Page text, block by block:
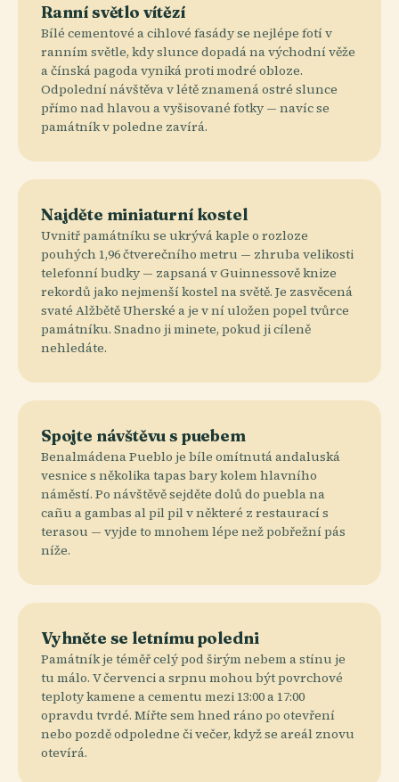
Ranní světlo vítězí
Bílé cementové a cihlové fasády se nejlépe fotí v
ranním světle, kdy slunce dopadá na východní věže
a čínská pagoda vyniká proti modré obloze.
Odpolední návštěva v létě znamená ostré slunce
přímo nad hlavou a vyšisované fotky — navíc se
památník v poledne zavírá.
Najděte miniaturní kostel
Uvnitř památníku se ukrývá kaple o rozloze
pouhých 1,96 čtverečního metru — zhruba velikosti
telefonní budky — zapsaná v Guinnessově knize
rekordů jako nejmenší kostel na světě. Je zasvěcená
svaté Alžbětě Uherské a je v ní uložen popel tvůrce
památníku. Snadno ji minete, pokud ji cíleně
nehledáte.
Spojte návštěvu s puebem
Benalmádena Pueblo je bíle omítnutá andaluská
vesnice s několika tapas bary kolem hlavního
náměstí. Po návštěvě sejděte dolů do puebla na
cañu a gambas al pil pil v některé z restaurací s
terasou — vyjde to mnohem lépe než pobřežní pás
níže.
Vyhněte se letnímu poledni
Památník je téměř celý pod širým nebem a stínu je
tu málo. V červenci a srpnu mohou být povrchové
teploty kamene a cementu mezi 13:00 a 17:00
opravdu tvrdé. Mířte sem hned ráno po otevření
nebo pozdě odpoledne či večer, když se areál znovu
otevírá.